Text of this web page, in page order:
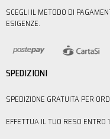
SCEGLI IL METODO DI
ESIGENZE.
SPEDIZIONI
SPEDIZIONE GRATUITA PER
EFFETTUA IL TUO RESO ENTRO